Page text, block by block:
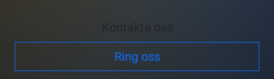
Ring oss